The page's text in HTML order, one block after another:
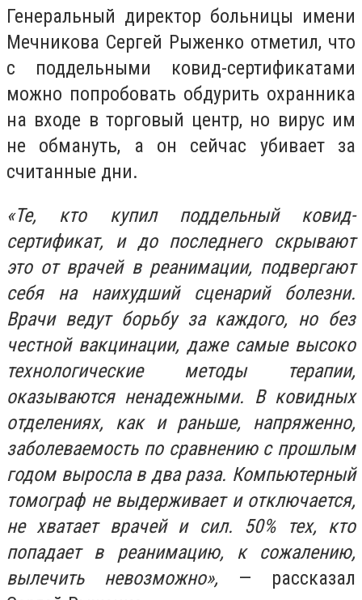
Генеральный директор больницы имени
Мечникова Сергей Рыженко отметил, что
с поддельными ковид-сертификатами
можно попробовать обдурить охранника
на входе в торговый центр, но вирус им
не обмануть, а он сейчас убивает за
считанные дни.
«Те, кто купил поддельный ковид-
сертификат, и до последнего скрывают
это от врачей в реанимации, подвергают
себя на наихудший сценарий болезни.
Врачи ведут борьбу за каждого, но без
честной вакцинации, даже самые высоко
технологические методы терапии,
оказываются ненадежными. В ковидных
отделениях, как и раньше, напряженно,
заболеваемость по сравнению с прошлым
годом выросла в два раза. Компьютерный
томограф не выдерживает и отключается,
не хватает врачей и сил. 50% тех, кто
попадает в реанимацию, к сожалению,
вылечить невозможно», — рассказал